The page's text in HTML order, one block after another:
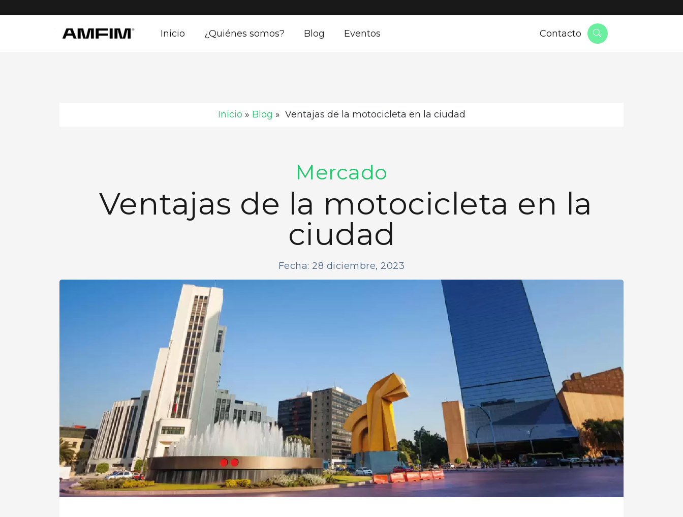
Inicio ¿Quiénes somos? Blog Eventos Contacto
Inicio » Blog » Ventajas de la motocicleta en la ciudad
Mercado
Ventajas de la motocicleta en la
ciudad
Fecha: 28 diciembre, 2023